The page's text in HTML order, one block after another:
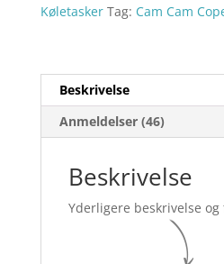
Køletasker Tag: Cam Cam
Beskrivelse
Anmeldelser (46)
Beskrivelse
Yderligere beskrivelse